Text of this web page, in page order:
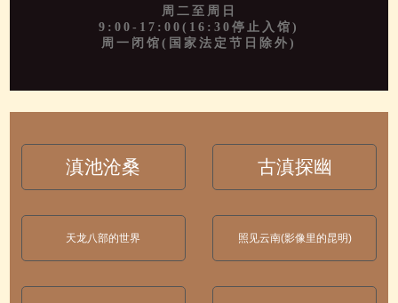
周二至周日
9:00-17:00(16:30停止入馆)
周一闭馆(国家法定节日除外)
滇池沧桑 古滇探幽
天龙八部的世界 照见云南(影像里的昆明)